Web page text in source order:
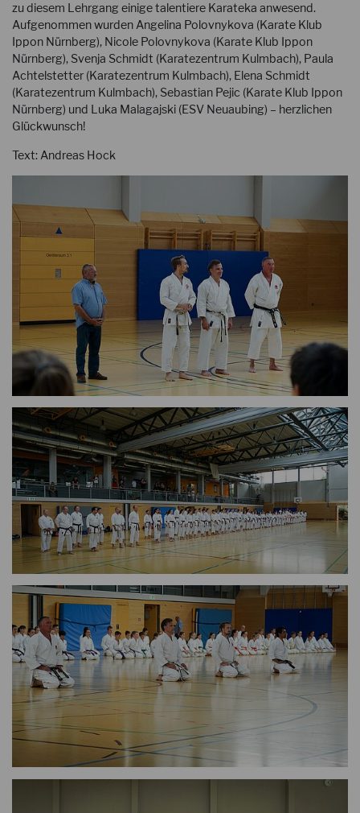
zu diesem Lehrgang einige talentiere Karateka anwesend.
Aufgenommen wurden Angelina Polovnykova (Karate Klub
Ippon Nürnberg), Nicole Polovnykova (Karate Klub Ippon
Nürnberg), Svenja Schmidt (Karatezentrum Kulmbach), Paula
Achtelstetter (Karatezentrum Kulmbach), Elena Schmidt
(Karatezentrum Kulmbach), Sebastian Pejic (Karate Klub Ippon
Nürnberg) und Luka Malagajski (ESV Neuaubing) – herzlichen
Glückwunsch!
Text: Andreas Hock